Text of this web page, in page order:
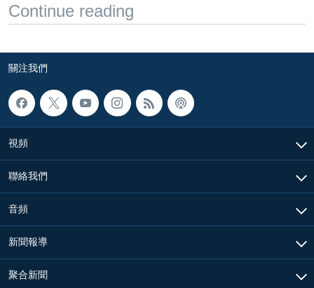
Continue reading
關注我們
視頻
聯絡我們
音頻
新聞報導
聚合新聞